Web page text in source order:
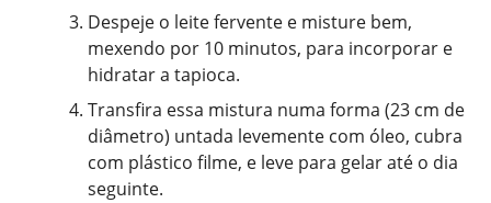
Despeje o leite fervente e misture bem,
mexendo por 10 minutos, para incorporar e
hidratar a tapioca.
Transfira essa mistura numa forma (23 cm de
diâmetro) untada levemente com óleo, cubra
com plástico filme, e leve para gelar até o dia
seguinte.